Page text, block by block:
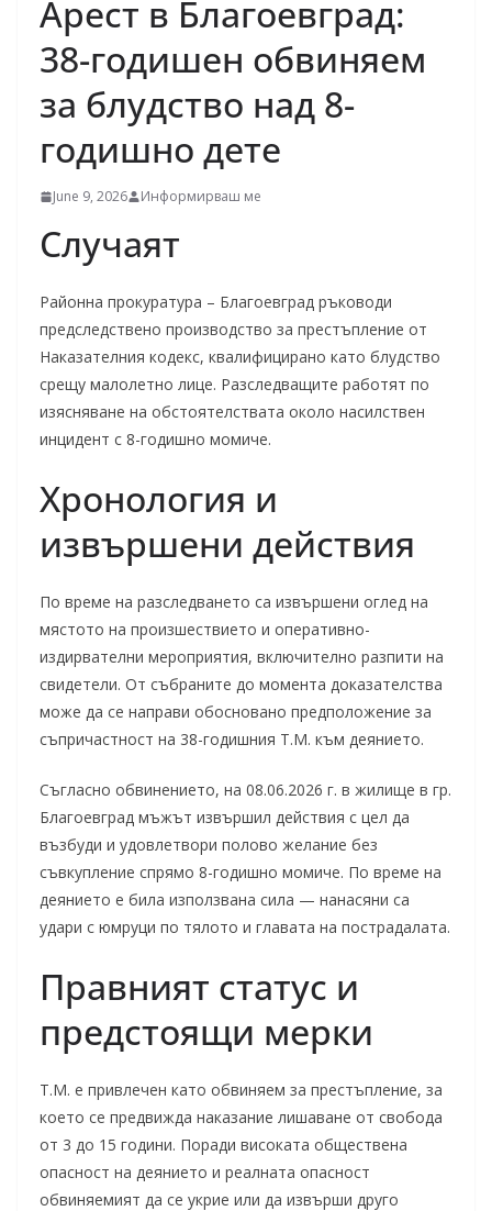
Арест в Благоевград:
38-годишен обвиняем
за блудство над 8-
годишно дете
June 9, 2026 Информирваш ме
Случаят
Районна прокуратура – Благоевград ръководи
предследствено производство за престъпление от
Наказателния кодекс, квалифицирано като блудство
срещу малолетно лице. Разследващите работят по
изясняване на обстоятелствата около насилствен
инцидент с 8-годишно момиче.
Хронология и
извършени действия
По време на разследването са извършени оглед на
мястото на произшествието и оперативно-
издирвателни мероприятия, включително разпити на
свидетели. От събраните до момента доказателства
може да се направи обосновано предположение за
съпричастност на 38-годишния Т.М. към деянието.
Съгласно обвинението, на 08.06.2026 г. в жилище в гр.
Благоевград мъжът извършил действия с цел да
възбуди и удовлетвори полово желание без
съвкупление спрямо 8-годишно момиче. По време на
деянието е била използвана сила — нанасяни са
удари с юмруци по тялото и главата на пострадалата.
Правният статус и
предстоящи мерки
Т.М. е привлечен като обвиняем за престъпление, за
което се предвижда наказание лишаване от свобода
от 3 до 15 години. Поради високата обществена
опасност на деянието и реалната опасност
обвиняемият да се укрие или да извърши друго